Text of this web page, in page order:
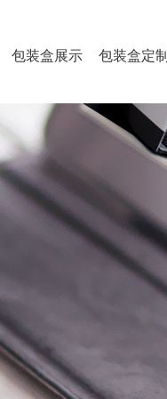
包装盒展示 包装盒定制